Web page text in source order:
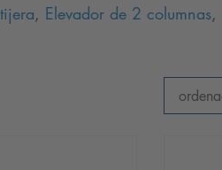
, Elevador de 2 columnas,